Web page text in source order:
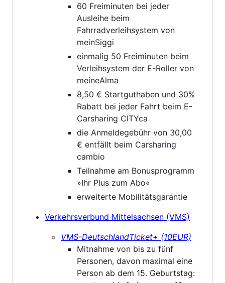
60 Freiminuten bei jeder
Ausleihe beim
Fahrradverleihsystem von
meinSiggi
einmalig 50 Freiminuten beim
Verleihsystem der E-Roller von
meineAlma
8,50 € Startguthaben und 30%
Rabatt bei jeder Fahrt beim E-
Carsharing CITYca
die Anmeldegebühr von 30,00
€ entfällt beim Carsharing
cambio
Teilnahme am Bonusprogramm
»Ihr Plus zum Abo«
erweiterte Mobilitätsgarantie
Verkehrsverbund Mittelsachsen (VMS)
VMS-DeutschlandTicket+ (10EUR)
Mitnahme von bis zu fünf
Personen, davon maximal eine
Person ab dem 15. Geburtstag: